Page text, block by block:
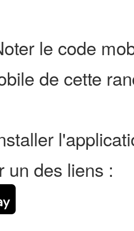
le code
de cette
un des liens :